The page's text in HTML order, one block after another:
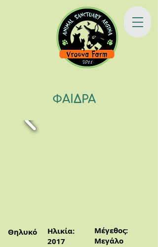
ΦΑΙΔΡΑ
Θηλυκό
Ηλικία:
2017
Μέγεθος:
Μεγάλο